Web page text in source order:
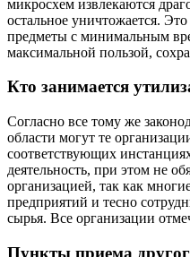
микросхем извлекаются
остальное уничтожается.
предметы с минимальным
максимальной пользой,
Кто занимается
Согласно все тому же
области могут те
соответствующих
деятельность, при этом не
организацией, так как
предприятий и тесно
сырья. Все организации
Пункты приема